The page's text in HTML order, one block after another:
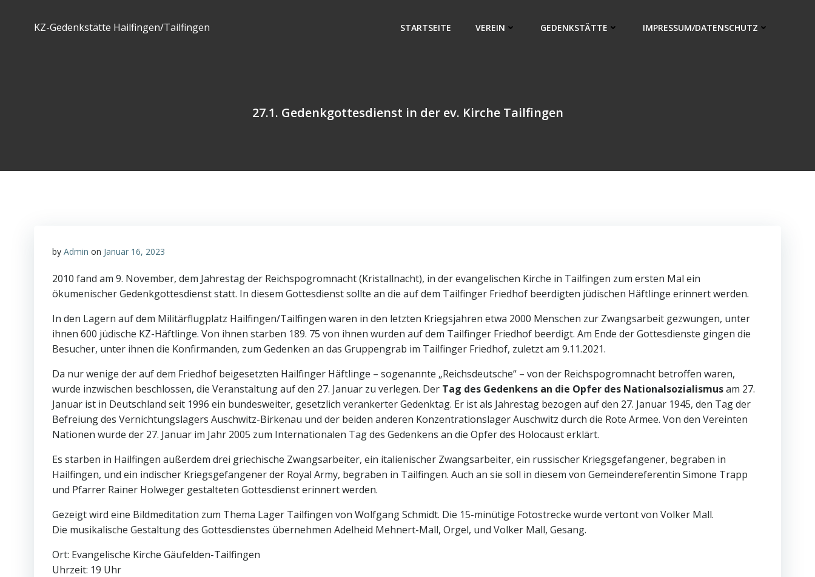
KZ-Gedenkstätte Hailfingen/Tailfingen STARTSEITE VEREIN GEDENKSTÄTTE IMPRESSUM/DATENSCHUTZ
27.1. Gedenkgottesdienst in der ev. Kirche Tailfingen
by Admin on Januar 16, 2023
2010 fand am 9. November, dem Jahrestag der Reichspogromnacht (Kristallnacht), in der evangelischen Kirche in Tailfingen zum ersten Mal ein
ökumenischer Gedenkgottesdienst statt. In diesem Gottesdienst sollte an die auf dem Tailfinger Friedhof beerdigten jüdischen Häftlinge erinnert werden.
In den Lagern auf dem Militärflugplatz Hailfingen/Tailfingen waren in den letzten Kriegsjahren etwa 2000 Menschen zur Zwangsarbeit gezwungen, unter
ihnen 600 jüdische KZ-Häftlinge. Von ihnen starben 189. 75 von ihnen wurden auf dem Tailfinger Friedhof beerdigt. Am Ende der Gottesdienste gingen die
Besucher, unter ihnen die Konfirmanden, zum Gedenken an das Gruppengrab im Tailfinger Friedhof, zuletzt am 9.11.2021.
Da nur wenige der auf dem Friedhof beigesetzten Hailfinger Häftlinge – sogenannte „Reichsdeutsche“ – von der Reichspogromnacht betroffen waren,
wurde inzwischen beschlossen, die Veranstaltung auf den 27. Januar zu verlegen. Der Tag des Gedenkens an die Opfer des Nationalsozialismusam 27.
Januar ist in Deutschland seit 1996 ein bundesweiter, gesetzlich verankerter Gedenktag. Er ist als Jahrestag bezogen auf den 27. Januar 1945, den Tag der
Befreiung des Vernichtungslagers Auschwitz-Birkenau und der beiden anderen Konzentrationslager Auschwitz durch die Rote Armee. Von den Vereinten
Nationen wurde der 27. Januar im Jahr 2005 zum Internationalen Tag des Gedenkens an die Opfer des Holocaust erklärt.
Es starben in Hailfingen außerdem drei griechische Zwangsarbeiter, ein italienischer Zwangsarbeiter, ein russischer Kriegsgefangener, begraben in
Hailfingen, und ein indischer Kriegsgefangener der Royal Army, begraben in Tailfingen. Auch an sie soll in diesem von Gemeindereferentin Simone Trapp
und Pfarrer Rainer Holweger gestalteten Gottesdienst erinnert werden.
Gezeigt wird eine Bildmeditation zum Thema Lager Tailfingen von Wolfgang Schmidt. Die 15-minütige Fotostrecke wurde vertont von Volker Mall.
Die musikalische Gestaltung des Gottesdienstes übernehmen Adelheid Mehnert-Mall, Orgel, und Volker Mall, Gesang.
Ort: Evangelische Kirche Gäufelden-Tailfingen
Uhrzeit: 19 Uhr